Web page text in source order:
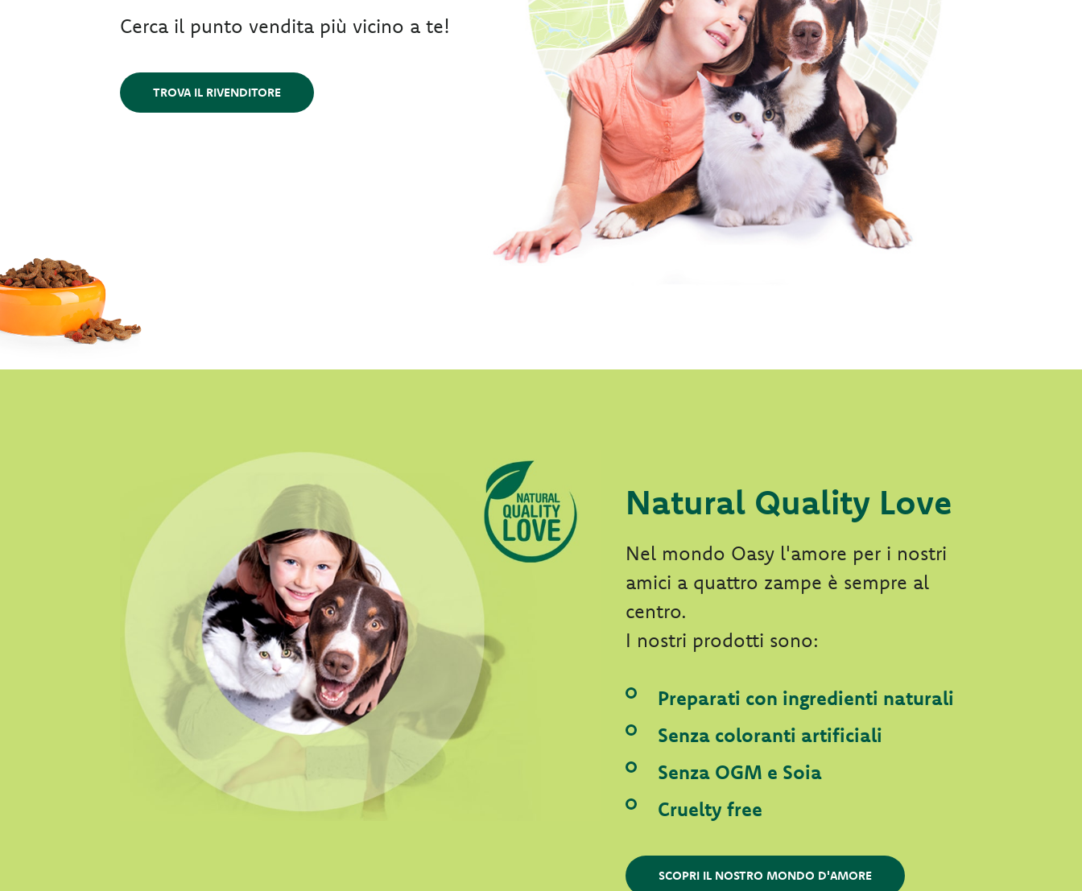
Cerca il punto vendita più vicino a te!
TROVA IL RIVENDITORE
Natural Quality Love
Nel mondo Oasy l'amore per i nostri
amici a quattro zampe è sempre al
centro.
I nostri prodotti sono:
Preparati con ingredienti naturali
Senza coloranti artificiali
Senza OGM e Soia
Cruelty free
SCOPRI IL NOSTRO MONDO D'AMORE